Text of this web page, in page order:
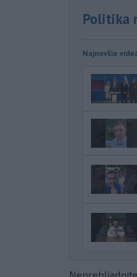
Politika
Najnovšie
Neprehliadnite